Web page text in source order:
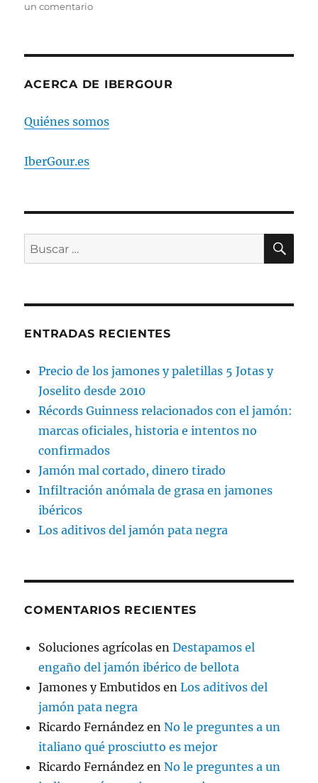
un comentario
Müller
es
del
euros
opiniones
clientes
ACERCA DE IBERGOUR
Quiénes somos
IberGour.es
Buscar
por:
ENTRADAS RECIENTES
Precio de los jamones y paletillas 5 Jotas y
Joselito desde 2010
Récords Guinness relacionados con el jamón:
marcas oficiales, historia e intentos no
confirmados
Jamón mal cortado, dinero tirado
Infiltración anómala de grasa en jamones
ibéricos
Los aditivos del jamón pata negra
COMENTARIOS RECIENTES
Soluciones agrícolas enDestapamos el
engaño del jamón ibérico de bellota
Jamones y Embutidos enLos aditivos del
jamón pata negra
Ricardo Fernández enNo le preguntes a un
italiano qué prosciutto es mejor
Ricardo Fernández enNo le preguntes a un